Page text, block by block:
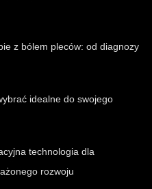
z bólem pleców: od diagnozy
idealne do swojego
technologia dla
rozwoju